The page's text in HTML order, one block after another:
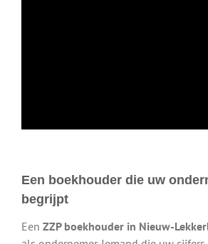
Een boekhouder die uw
begrijpt
Een ZZP boekhouder in Nieuw-